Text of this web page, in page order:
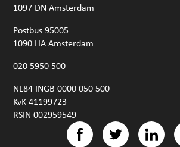
1097 DN Amsterdam
Postbus 95005
1090 HA Amsterdam
020 5950 500
NL84 INGB 0000 050 500
KvK 41199723
RSIN 002959549